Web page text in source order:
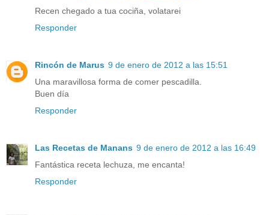
Recen chegado a tua cociña, volatarei
Responder
Rincón de Marus 9 de enero de 2012 a las 15:51
Una maravillosa forma de comer pescadilla.
Buen día
Responder
Las Recetas de Manans 9 de enero de 2012 a las 16:49
Fantástica receta lechuza, me encanta!
Responder